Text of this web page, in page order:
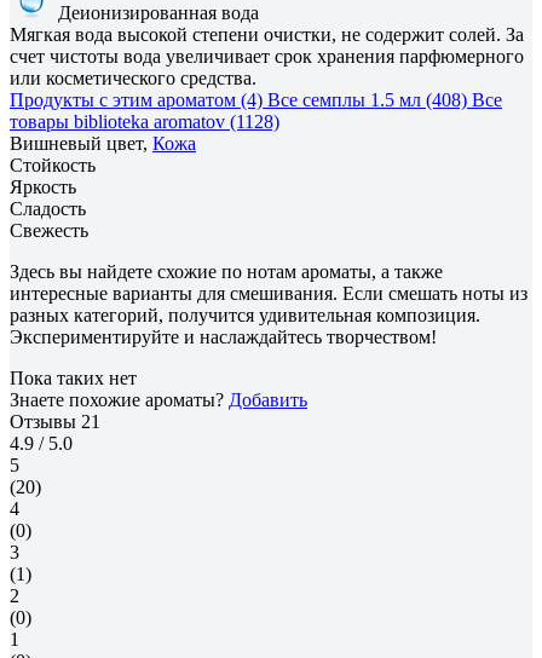
Деионизированная вода
Мягкая вода высокой степени очистки, не содержит солей. За
счет чистоты вода увеличивает срок хранения парфюмерного
или косметического средства.
Продукты с этим ароматом (4) Все семплы 1.5 мл (408) Все
товары biblioteka aromatov (1128)
Вишневый цвет, Кожа
Стойкость
Яркость
Сладость
Свежесть
Здесь вы найдете схожие по нотам ароматы, а также
интересные варианты для смешивания. Если смешать ноты из
разных категорий, получится удивительная композиция.
Экспериментируйте и наслаждайтесь творчеством!
Пока таких нет
Знаете похожие ароматы? Добавить
Отзывы 21
4.9 / 5.0
5
(20)
4
(0)
3
(1)
2
(0)
1